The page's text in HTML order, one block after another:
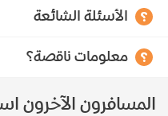
الأسئلة الشائعة
معلومات ناقصة؟
المسافرون الآخرون